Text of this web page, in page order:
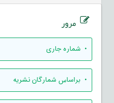
مرور
• شماره جاری
• براساس شمارگان نشریه